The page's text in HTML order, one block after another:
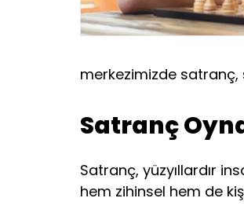
merkezimizde
Satranç
Satranç, yüzyıllardır
hem zihinsel hem de